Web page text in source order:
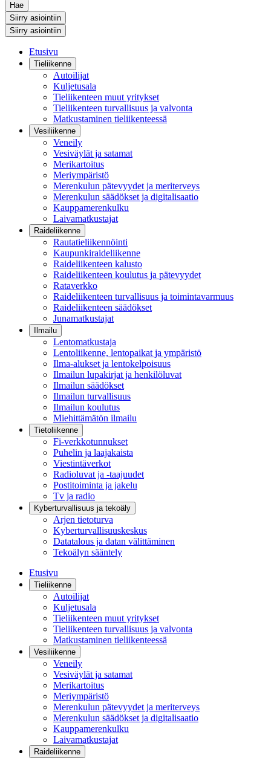
Hae
Siirry asiointiin
Siirry asiointiin
Etusivu
Tieliikenne
Autoilijat
Kuljetusala
Tieliikenteen muut yritykset
Tieliikenteen turvallisuus ja valvonta
Matkustaminen tieliikenteessä
Vesiliikenne
Veneily
Vesiväylät ja satamat
Merikartoitus
Meriympäristö
Merenkulun pätevyydet ja meriterveys
Merenkulun säädökset ja digitalisaatio
Kauppamerenkulku
Laivamatkustajat
Raideliikenne
Rautatieliikennöinti
Kaupunkiraideliikenne
Raideliikenteen kalusto
Raideliikenteen koulutus ja pätevyydet
Rataverkko
Raideliikenteen turvallisuus ja toimintavarmuus
Raideliikenteen säädökset
Junamatkustajat
Ilmailu
Lentomatkustaja
Lentoliikenne, lentopaikat ja ympäristö
Ilma-alukset ja lentokelpoisuus
Ilmailun lupakirjat ja henkilöluvat
Ilmailun säädökset
Ilmailun turvallisuus
Ilmailun koulutus
Miehittämätön ilmailu
Tietoliikenne
Fi-verkkotunnukset
Puhelin ja laajakaista
Viestintäverkot
Radioluvat ja -taajuudet
Postitoiminta ja jakelu
Tv ja radio
Kyberturvallisuus ja tekoäly
Arjen tietoturva
Kyberturvallisuuskeskus
Datatalous ja datan välittäminen
Tekoälyn sääntely
Etusivu
Tieliikenne
Autoilijat
Kuljetusala
Tieliikenteen muut yritykset
Tieliikenteen turvallisuus ja valvonta
Matkustaminen tieliikenteessä
Vesiliikenne
Veneily
Vesiväylät ja satamat
Merikartoitus
Meriympäristö
Merenkulun pätevyydet ja meriterveys
Merenkulun säädökset ja digitalisaatio
Kauppamerenkulku
Laivamatkustajat
Raideliikenne